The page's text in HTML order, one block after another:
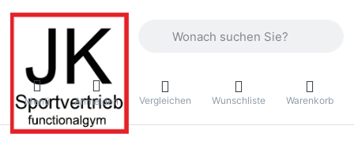
Menü Anmelden Vergleichen Wunschliste Warenkorb